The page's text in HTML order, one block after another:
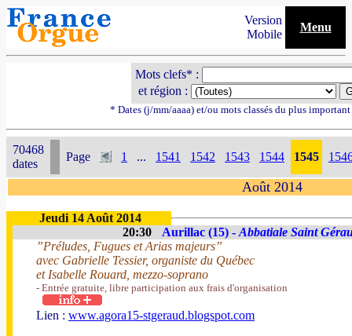
Version
Mobile
Menu
Mots clefs* :
et région :
* Dates (j/mm/aaaa) et/ou mots classés du plus
70468
dates
Page 1 ... 1541 1542 1543 1544 1545
Août 2014
Jeudi 14 Août 2014
20:30
Aurillac (15) - Abbatiale Saint
”Préludes, Fugues et Arias majeurs”
avec Gabrielle Tessier, organiste du Québec
et Isabelle Rouard, mezzo-soprano
- Entrée gratuite, libre participation aux frais d'organisation
Lien : www.agora15-stgeraud.blogspot.com